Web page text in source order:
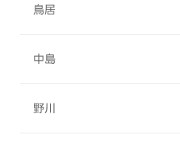
鳥居
中島
野川